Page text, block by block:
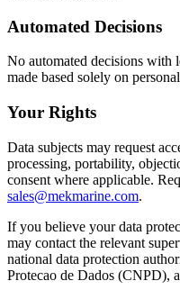
Automated Decisions
No automated decisions with
made based solely on
Your Rights
Data subjects may request
processing, portability,
consent where applicable.
sales@mekmarine.com.
If you believe your data
may contact the relevant
national data protection
Protecao de Dados (CNPD),